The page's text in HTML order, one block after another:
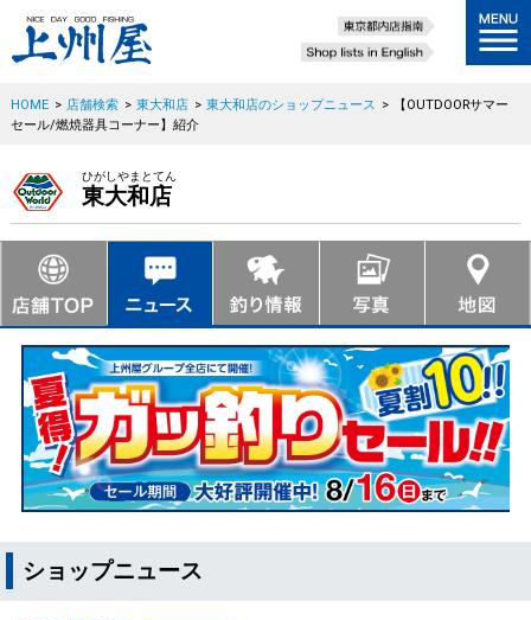
HOME > 店舗検索 > 東大和店 > 東大和店のショップニュース >
【OUTDOORサマー
セール/燃焼器具コーナー】紹介
ひがしやまとてん
東大和店
ショップニュース